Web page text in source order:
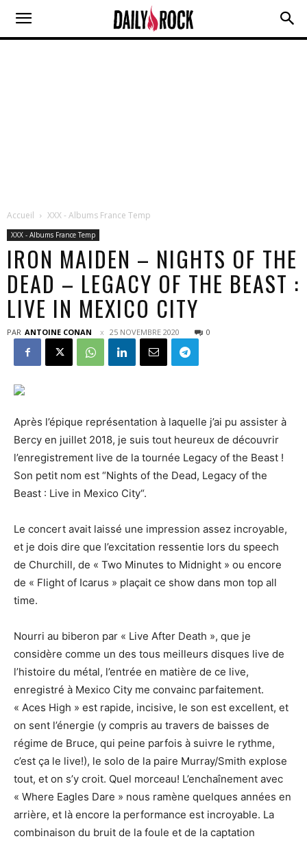
Accueil XXX - Albums France Temp
XXX - Albums France Temp
IRON MAIDEN – NIGHTS OF THE
DEAD – LEGACY OF THE BEAST :
LIVE IN MEXICO CITY
PAR ANTOINE CONAN 25 NOVEMBRE 2020 0
Après l’épique représentation à laquelle j’ai pu assister à
Bercy en juillet 2018, je suis tout heureux de découvrir
l’enregistrement live de la tournée Legacy of the Beast !
Son petit nom est “Nights of the Dead, Legacy of the
Beast : Live in Mexico City“.
Le concert avait laissé une impression assez incroyable,
et je dois dire que l’excitation ressentie lors du speech
de Churchill, de « Two Minutes to Midnight » ou encore
de « Flight of Icarus » plaçait ce show dans mon top all
time.
Nourri au biberon par « Live After Death », que je
considère comme un des tous meilleurs disques live de
l’histoire du métal, l’entrée en matière de ce live,
enregistré à Mexico City me convainc parfaitement.
« Aces High » est rapide, incisive, le son est excellent, et
on sent l’énergie (y compris au travers de baisses de
régime de Bruce, qui peine parfois à suivre le rythme,
c’est ça le live!), le solo de la paire Murray/Smith explose
tout, et on s’y croit. Quel morceau! L’enchaînement avec
« Where Eagles Dare » nous ramène quelques années en
arrière, et là encore la performance est incroyable. La
combinaison du bruit de la foule et de la captation